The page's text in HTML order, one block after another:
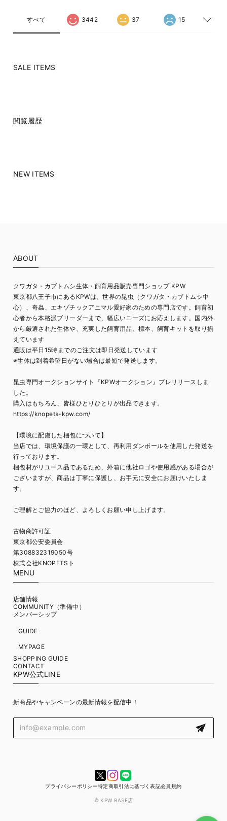
すべて 3442 37 15
SALE ITEMS
閲覧履歴
NEW ITEMS
ABOUT
クワガタ・カブトムシ生体・飼育用品販売専門ショップ KPW
東京都八王子市にあるKPWは、世界の昆虫（クワガタ・カブトムシ中
心）、奇蟲、エキゾチックアニマル愛好家のための専門店です。飼育初
心者から本格派ブリーダーまで、幅広いニーズにお応えします。国内外
から厳選された生体や、充実した飼育用品、標本、飼育キットを取り揃
えています
通販は平日15時までのご注文は即日発送しています
※生体は到着希望日がない場合は最短で発送します。
昆虫専門オークションサイト『KPWオークション』プレリリースしま
した。
購入はもちろん、皆様ひとりひとりが出品できます。
https://knopets-kpw.com/
【環境に配慮した梱包について】
当店では、環境保護の一環として、再利用ダンボールを使用した発送を
行っております。
梱包材がリユース品であるため、外箱に他社ロゴや使用感がある場合が
ございますが、商品は丁寧に保護し、お手元に安全にお届けいたしま
す。
ご理解とご協力のほど、よろしくお願い申し上げます。
古物商許可証
東京都公安委員会
第308832319050号
株式会社KNOPETSト
MENU
店舗情報
COMMUNITY（準備中）
メンバーシップ
GUIDE
MYPAGE
SHOPPING GUIDE
CONTACT
KPW公式LINE
新商品やキャンペーンの最新情報を配信中！
プライバシーポリシー特定商取引法に基づく表記会員規約
© KPW BASE店